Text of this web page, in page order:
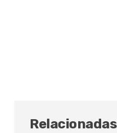
Relacionadas